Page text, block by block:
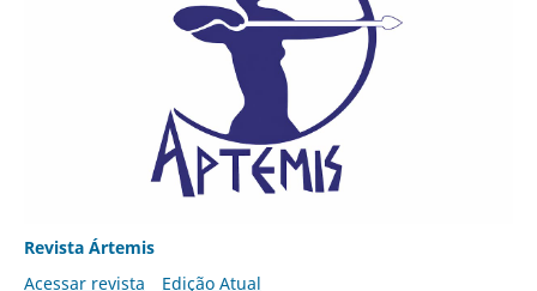
Revista Ártemis
Acessar revista
Edição Atual